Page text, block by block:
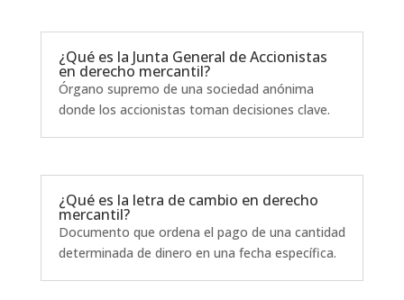
¿Qué es la Junta General de Accionistas
en derecho mercantil?
Órgano supremo de una sociedad anónima
donde los accionistas toman decisiones clave.
¿Qué es la letra de cambio en derecho
mercantil?
Documento que ordena el pago de una cantidad
determinada de dinero en una fecha específica.